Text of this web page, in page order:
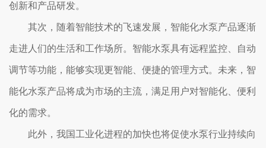
创新和产品研发。
其次，随着智能技术的飞速发展，智能化水泵产品逐渐
走进人们的生活和工作场所。智能水泵具有远程监控、自动
调节等功能，能够实现更智能、便捷的管理方式。未来，智
能化水泵产品将成为市场的主流，满足用户对智能化、便利
化的需求。
此外，我国工业化进程的加快也将促使水泵行业持续向